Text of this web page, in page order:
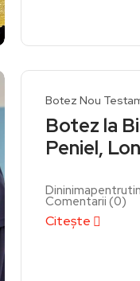
Botez Nou
Botez la
Peniel,
Comentarii (0)
Citește